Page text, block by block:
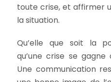
toute crise, et affirmer
la situation.
Qu’elle que soit la
qu’une crise se
Une communication